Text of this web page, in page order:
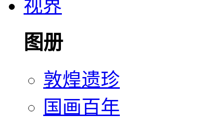
视界
图册
敦煌遗珍
国画百年